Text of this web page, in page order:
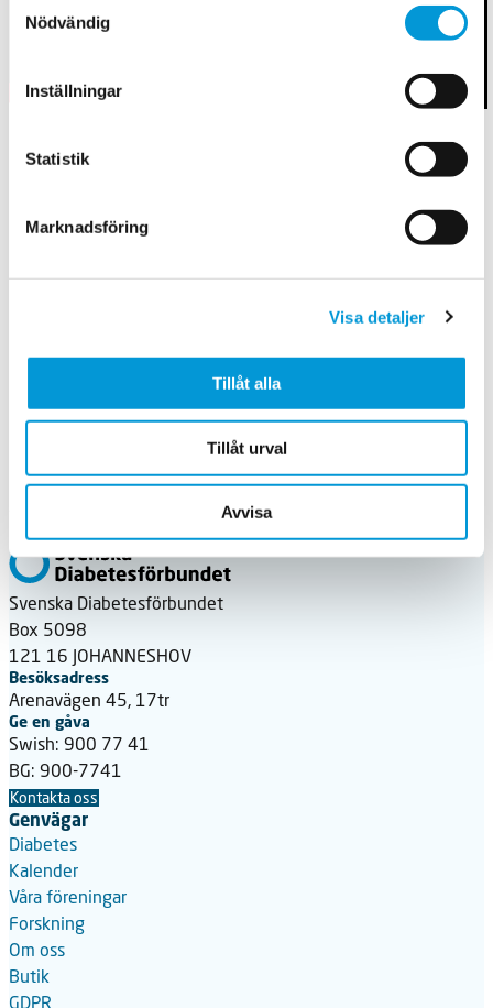
Nödvändig
Inställningar
Statistik
Marknadsföring
Visa detaljer
Tillåt alla
Tillåt urval
Avvisa
Smält smöret i en stekpanna och fräs kålen försiktigt på
vid. Den ska bara bli försiktigt mjuk
Ta bort kålen från plattan och rör ner dillen och smaka
Näringsvärde Energi Protein Fett
Kolhydrater Fibrer
Per portion 139kcal 2g 10g 13g
3g
Senast uppdaterad: 14 apr. 2025
Svenska Diabetesförbundet
Box 5098
121 16 JOHANNESHOV
Besöksadress
Arenavägen 45, 17tr
Ge en gåva
Swish: 900 77 41
BG: 900-7741
Kontakta oss
Genvägar
Diabetes
Kalender
Våra föreningar
Forskning
Om oss
Butik
GDPR